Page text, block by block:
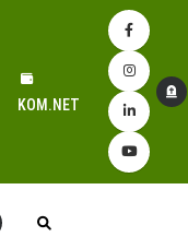
KOM.NET